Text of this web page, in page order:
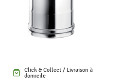
Click & Collect / Livraison à
domicile